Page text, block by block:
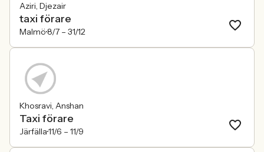
Aziri, Djezair
taxi förare
Malmö8/7 – 31/12
Khosravi, Anshan
Taxi förare
Järfälla11/6 – 11/9